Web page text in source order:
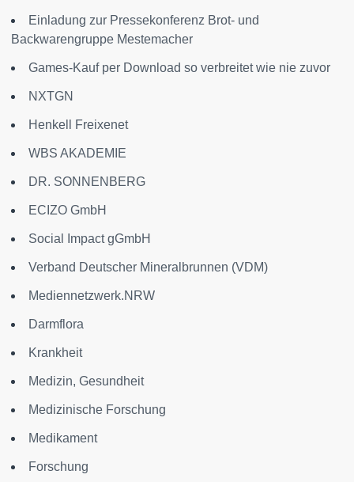
Einladung zur Pressekonferenz Brot- und
Backwarengruppe Mestemacher
Games-Kauf per Download so verbreitet wie nie zuvor
NXTGN
Henkell Freixenet
WBS AKADEMIE
DR. SONNENBERG
ECIZO GmbH
Social Impact gGmbH
Verband Deutscher Mineralbrunnen (VDM)
Mediennetzwerk.NRW
Darmflora
Krankheit
Medizin, Gesundheit
Medizinische Forschung
Medikament
Forschung